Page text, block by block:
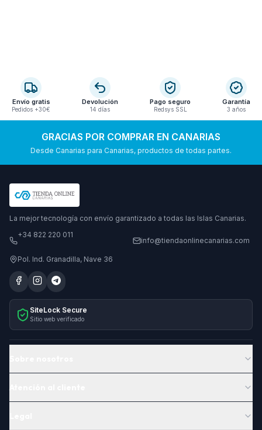
Envío gratis
Pedidos +30€
Devolución
14 días
Pago seguro
Redsys SSL
Garantía
3 años
GRACIAS POR COMPRAR EN CANARIAS
Desde Canarias para Canarias, productos de todas partes.
La mejor tecnología con envío garantizado a todas las Islas Canarias.
+34 822 220 011
info@tiendaonlinecanarias.com
Pol. Ind. Granadilla, Nave 36
SiteLock Secure
Sitio web verificado